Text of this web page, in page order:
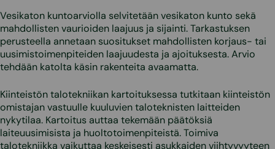
Vesikaton kuntoarviolla selvitetään vesikaton kunto sekä
mahdollisten vaurioiden laajuus ja sijainti. Tarkastuksen
perusteella annetaan suositukset mahdollisten korjaus- tai
uusimistoimenpiteiden laajuudesta ja ajoituksesta. Arvio
tehdään katolta käsin rakenteita avaamatta.
Kiinteistön talotekniikan kartoituksessa tutkitaan kiinteistön
omistajan vastuulle kuuluvien taloteknisten laitteiden
nykytilaa. Kartoitus auttaa tekemään päätöksiä
laiteuusimisista ja huoltotoimenpiteistä. Toimiva
talotekniikka vaikuttaa keskeisesti asukkaiden viihtyvyyteen